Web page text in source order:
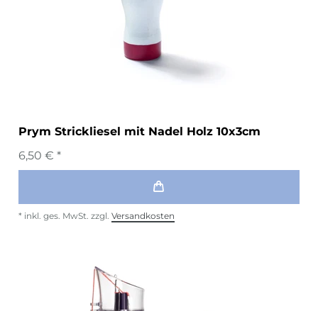
Prym Strickliesel mit Nadel Holz 10x3cm
6,50 € *
* inkl. ges. MwSt. zzgl. Versandkosten